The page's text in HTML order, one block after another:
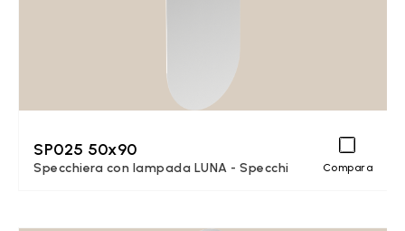
SP025 50x90
Specchiera con lampada LUNA - Specchi Compara